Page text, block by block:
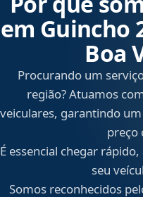
em Guincho
Boa
Procurando um
região? Atuamos
veiculares, garantindo
preço
É essencial chegar
seu
Somos reconhecidos